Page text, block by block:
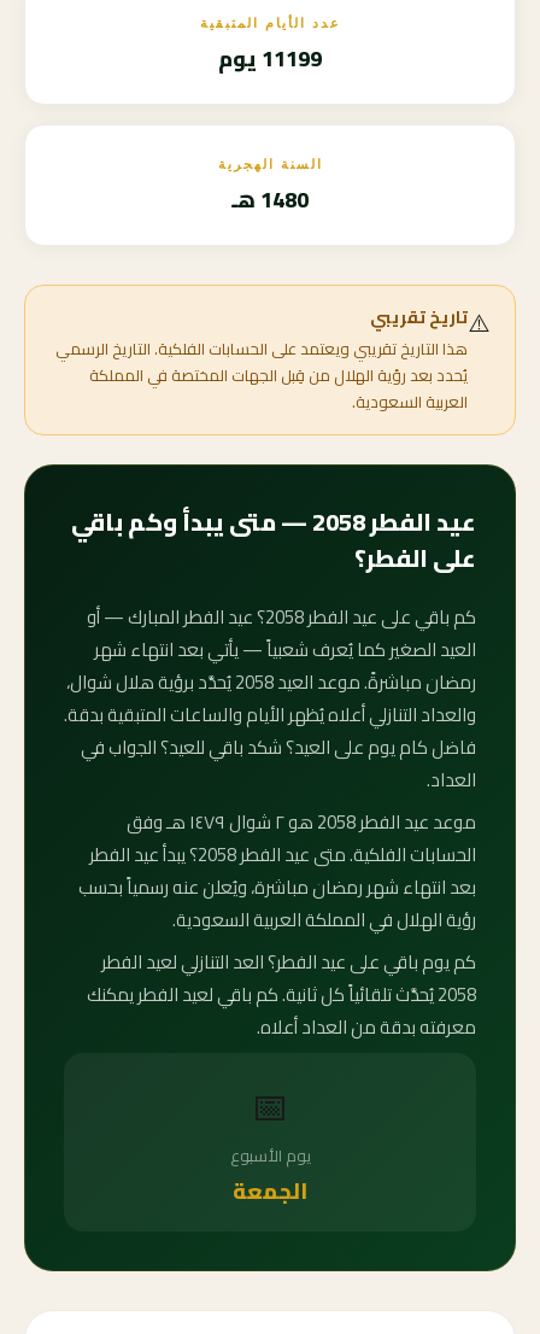
عدد الأيام المتبقية
11199 يوم
السنة الهجرية
1480 هـ
⚠️تاريخ تقريبي
هذا التاريخ تقريبي ويعتمد على الحسابات الفلكية. التاريخ الرسمي
يُحدد بعد رؤية الهلال من قِبل الجهات المختصة في المملكة
العربية السعودية.
عيد الفطر 2058 — متى يبدأ وكم باقي
على الفطر؟
كم باقي على عيد الفطر 2058؟ عيد الفطر المبارك — أو
العيد الصغير كما يُعرف شعبياً — يأتي بعد انتهاء شهر
رمضان مباشرةً. موعد العيد 2058 يُحدَّد برؤية هلال شوال،
والعداد التنازلي أعلاه يُظهر الأيام والساعات المتبقية بدقة.
فاضل كام يوم على العيد؟ شكد باقي للعيد؟ الجواب في
العداد.
موعد عيد الفطر 2058 هو ٢ شوال ١٤٧٩ هـ وفق
الحسابات الفلكية. متى عيد الفطر 2058؟ يبدأ عيد الفطر
بعد انتهاء شهر رمضان مباشرة، ويُعلن عنه رسمياً بحسب
رؤية الهلال في المملكة العربية السعودية.
كم يوم باقي على عيد الفطر؟ العد التنازلي لعيد الفطر
2058 يُحدَّث تلقائياً كل ثانية. كم باقي لعيد الفطر يمكنك
معرفته بدقة من العداد أعلاه.
📅
يوم الأسبوع
الجمعة